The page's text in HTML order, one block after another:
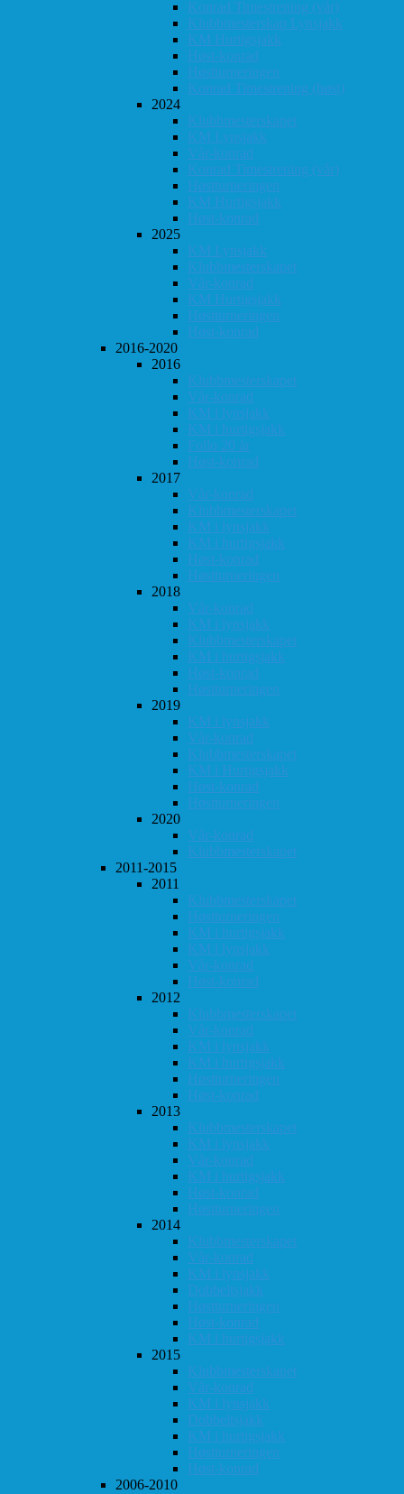
Konrad Timestrening (vår)
Klubbmesterskap Lynsjakk
KM Hurtigsjakk
Høst-konrad
Høstturneringen
Konrad Timestrening (høst)
2024
Klubbmesterskapet
KM Lynsjakk
Vår-konrad
Konrad Timestrening (vår)
Høstturneringen
KM Hurtigsjakk
Høst-konrad
2025
KM Lynsjakk
Klubbmesterskapet
Vår-konrad
KM Hurtigsjakk
Høstturneringen
Høst-konrad
2016-2020
2016
Klubbmesterskapet
Vår-konrad
KM i lynsjakk
KM i hurtigsjakk
Follo 20 år
Høst-konrad
2017
Vår-konrad
Klubbmesterskapet
KM i lynsjakk
KM i hurtigsjakk
Høst-konrad
Høstturneringen
2018
Vår-konrad
KM i lynsjakk
Klubbmesterskapet
KM i hurtigsjakk
Høst-konrad
Høstturneringen
2019
KM i lynsjakk
Vår-konrad
Klubbmesterskapet
KM i Hurtigsjakk
Høst-konrad
Høstturneringen
2020
Vår-konrad
Klubbmesterskapet
2011-2015
2011
Klubbmesterskapet
Høstturneringen
KM i hurtigsjakk
KM i lynsjakk
Vår-konrad
Høst-konrad
2012
Klubbmesterskapet
Vår-konrad
KM i lynsjakk
KM i hurtigsjakk
Høstturneringen
Høst-konrad
2013
Klubbmesterskapet
KM i lynsjakk
Vår-konrad
KM i hurtigsjakk
Høst-konrad
Høstturneringen
2014
Klubbmesterskapet
Vår-konrad
KM i lynsjakk
Dobbeltsjakk
Høstturneringen
Høst-konrad
KM i hurtigsjakk
2015
Klubbmesterskapet
Vår-konrad
KM i lynsjakk
Dobbeltsjakk
KM i hurtigsjakk
Høstturneringen
Høst-konrad
2006-2010